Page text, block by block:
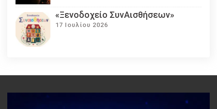
«Ξενοδοχείο ΣυνΑισθήσεων»
17 Ιουλίου 2026